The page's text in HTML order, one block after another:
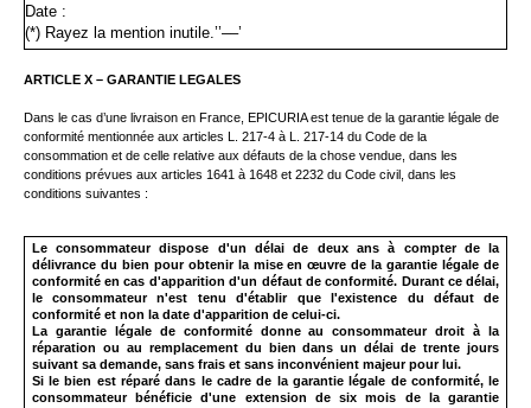
Date :
(*) Rayez la mention inutile.’’––’
ARTICLE X – GARANTIE LEGALES
Dans le cas d’une livraison en France, EPICURIAest tenue de la garantie légale de
conformité mentionnée aux articles L. 217-4 à L. 217-1 4 du Code de la
consommation et de celle relative aux défauts de la chose vendue, dans les
conditions prévues aux articles 1641 à 1648 et 2232 du Code civil,
dans les
conditions suivantes :
Le consommateur dispose d'un délai de deux ans à compter de la
délivrance du bien pour obtenir la mise en œuvre de la garantie légale de
conformité en cas d'apparition d'un défaut de conformité. Durant ce délai,
le consommateur n'est tenu d'établir que l'existence du défaut de
conformité et non la date d'apparition de celui-ci.
La garantie légale de conformité donne au consommateur droit à la
réparation ou au remplacement du bien dans un délai de trente jours
suivant sa demande, sans frais et sans inconvénient majeur pour lui.
Si le bien est réparé dans le cadre de la garantie légale de conformité, le
consommateur bénéficie d'une extension de six mois de la garantie